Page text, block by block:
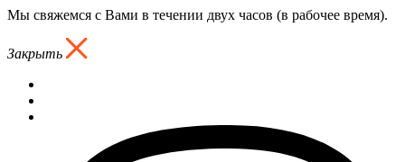
Мы свяжемся с Вами в течении двух часов (в рабочее время).
Закрыть